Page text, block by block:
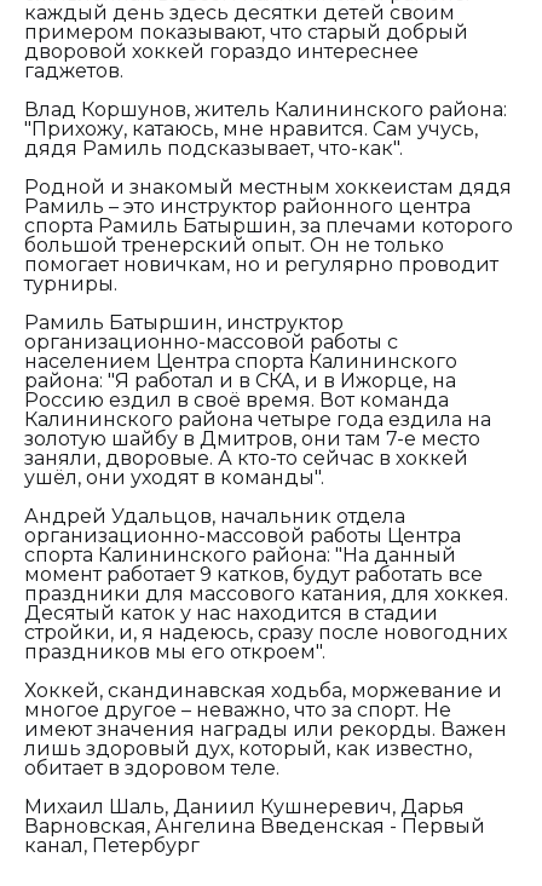
каждый день здесь десятки детей своим
примером показывают, что старый добрый
дворовой хоккей гораздо интереснее
гаджетов.
Влад Коршунов, житель Калининского района:
"Прихожу, катаюсь, мне нравится. Сам учусь,
дядя Рамиль подсказывает, что-как".
Родной и знакомый местным хоккеистам дядя
Рамиль – это инструктор районного центра
спорта Рамиль Батыршин, за плечами которого
большой тренерский опыт. Он не только
помогает новичкам, но и регулярно проводит
турниры.
Рамиль Батыршин, инструктор
организационно-массовой работы с
населением Центра спорта Калининского
района: "Я работал и в СКА, и в Ижорце, на
Россию ездил в своё время. Вот команда
Калининского района четыре года ездила на
золотую шайбу в Дмитров, они там 7-е место
заняли, дворовые. А кто-то сейчас в хоккей
ушёл, они уходят в команды".
Андрей Удальцов, начальник отдела
организационно-массовой работы Центра
спорта Калининского района: "На данный
момент работает 9 катков, будут работать все
праздники для массового катания, для хоккея.
Десятый каток у нас находится в стадии
стройки, и, я надеюсь, сразу после новогодних
праздников мы его откроем".
Хоккей, скандинавская ходьба, моржевание и
многое другое – неважно, что за спорт. Не
имеют значения награды или рекорды. Важен
лишь здоровый дух, который, как известно,
обитает в здоровом теле.
Михаил Шаль, Даниил Кушнеревич, Дарья
Варновская, Ангелина Введенская - Первый
канал, Петербург